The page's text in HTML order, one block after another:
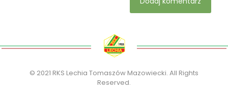
© 2021 RKS Lechia Tomaszów Mazowiecki. All Rights
Reserved.